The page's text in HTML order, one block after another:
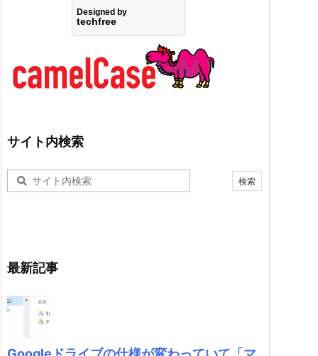
サイト内検索
最新記事